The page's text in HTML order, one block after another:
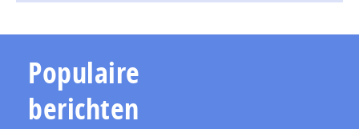
Populaire
berichten